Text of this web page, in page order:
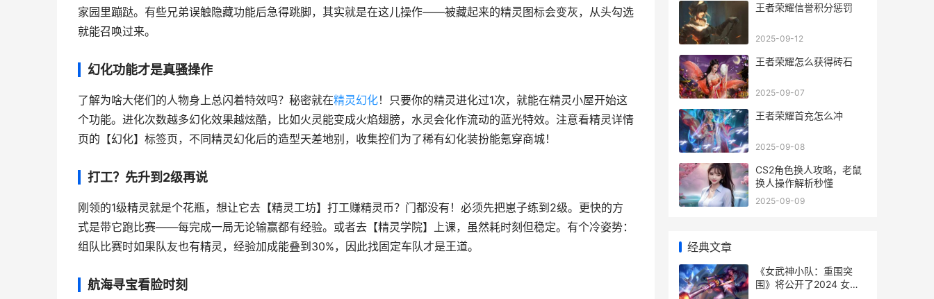
家园里蹦跶。有些兄弟误触隐藏功能后急得跳脚，其实就是在这儿操作——被藏起来的精灵图标会变灰，从头勾选
就能召唤过来。
幻化功能才是真骚操作
了解为啥大佬们的人物身上总闪着特效吗？秘密就在精灵幻化！只要你的精灵进化过1次，就能在精灵小屋开始这
个功能。进化次数越多幻化效果越炫酷，比如火灵能变成火焰翅膀，水灵会化作流动的蓝光特效。注意看精灵详情
页的【幻化】标签页，不同精灵幻化后的造型天差地别，收集控们为了稀有幻化装扮能氪穿商城！
打工？先升到2级再说
刚领的1级精灵就是个花瓶，想让它去【精灵工坊】打工赚精灵币？门都没有！必须先把崽子练到2级。更快的方
式是带它跑比赛——每完成一局无论输赢都有经验。或者去【精灵学院】上课，虽然耗时刻但稳定。有个冷姿势：
组队比赛时如果队友也有精灵，经验加成能叠到30%，因此找固定车队才是王道。
航海寻宝看脸时刻
王者荣耀信誉积分惩罚
2025-09-12
王者荣耀怎么获得砖石
2025-09-07
王者荣耀首充怎么冲
2025-09-08
CS2角色换人攻略，老鼠
换人操作解析秒懂
2025-09-09
经典文章
《女武神小队：重围突
围》将公开了2024 女武